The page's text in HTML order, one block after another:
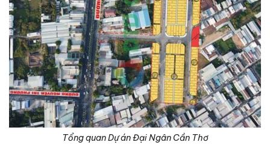
Tổng quan Dự án Đại Ngân Cần Thơ